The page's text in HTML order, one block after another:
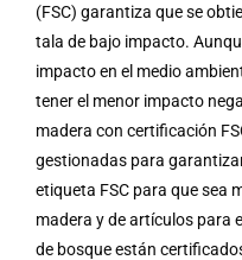
(FSC) garantiza que se
tala de bajo impacto.
impacto en el medio
tener el menor impacto
madera con certificación
gestionadas para
etiqueta FSC para que sea
madera y de artículos para
de bosque están